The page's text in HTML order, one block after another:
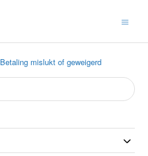
Betaling mislukt of geweigerd